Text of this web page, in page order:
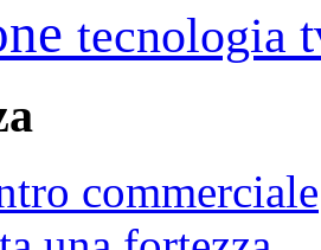
tecnologia